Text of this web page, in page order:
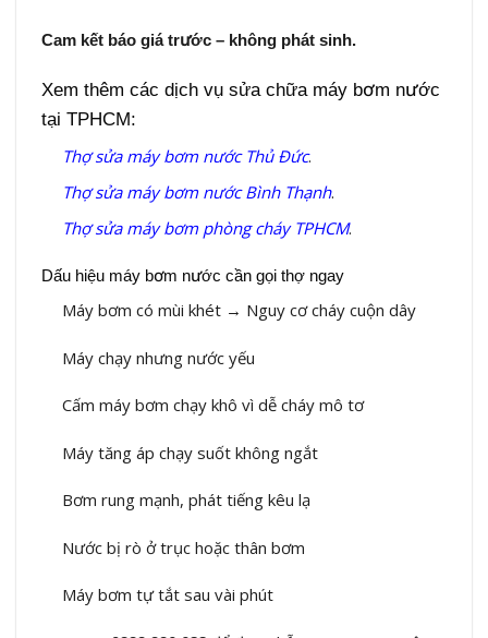
Cam kết báo giá trước – không phát sinh.
Xem thêm các dịch vụ sửa chữa máy bơm nước
tại TPHCM:
Thợ sửa máy bơm nước Thủ Đức.
Thợ sửa máy bơm nước Bình Thạnh.
Thợ sửa máy bơm phòng cháy TPHCM.
Dấu hiệu máy bơm nước cần gọi thợ ngay
Máy bơm có mùi khét → Nguy cơ cháy cuộn dây
Máy chạy nhưng nước yếu
Cấm máy bơm chạy khô vì dễ cháy mô tơ
Máy tăng áp chạy suốt không ngắt
Bơm rung mạnh, phát tiếng kêu lạ
Nước bị rò ở trục hoặc thân bơm
Máy bơm tự tắt sau vài phút